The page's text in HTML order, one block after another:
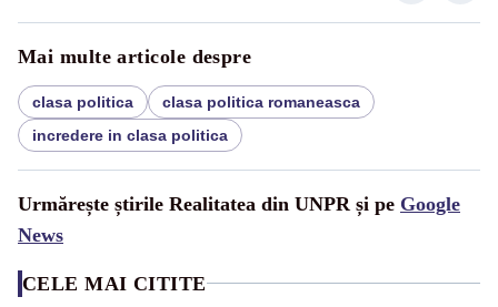
Mai multe articole despre
clasa politica
clasa politica romaneasca
incredere in clasa politica
Urmărește știrile Realitatea din UNPR și pe Google
News
CELE MAI CITITE